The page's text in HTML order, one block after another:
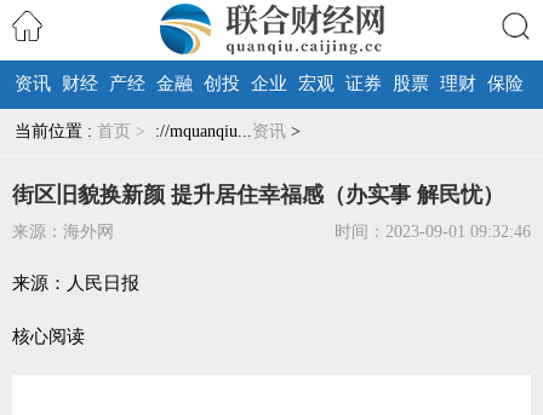
搜索
资讯 财经 产经 金融 创投 企业 宏观 证券 股票 理财 保险
当前位置 : 首页 > ://mquanqiu...资讯 >
街区旧貌换新颜 提升居住幸福感（办实事 解民忧）
来源：海外网 时间：2023-09-01 09:32:46
来源：人民日报
核心阅读